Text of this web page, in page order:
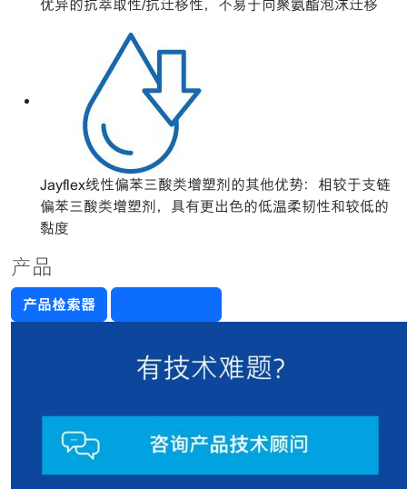
优异的抗萃取性/抗迁移性，不易于向聚氨酯泡沫迁移
Jayflex线性偏苯三酸类增塑剂的其他优势：相较于支链
偏苯三酸类增塑剂，具有更出色的低温柔韧性和较低的
黏度
产品
产品检索器